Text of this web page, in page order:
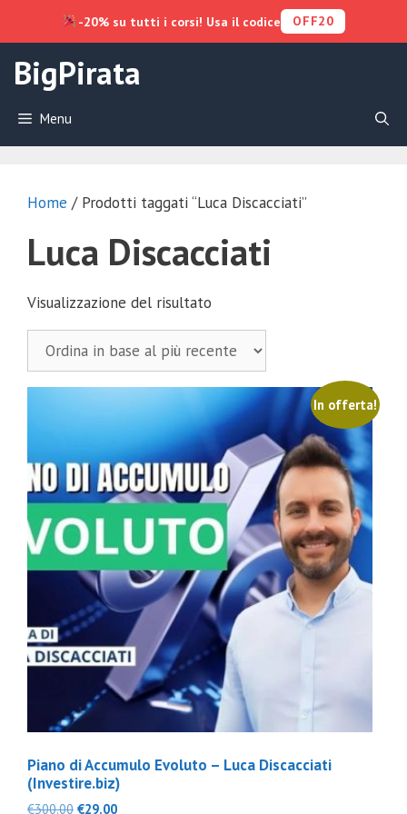
contenuto
BigPirata
Menu
Home / Prodotti taggati “Luca Discacciati”
Luca Discacciati
Visualizzazione del risultato
In offerta!
Piano di Accumulo Evoluto – Luca Discacciati
(Investire.biz)
€300.00 Il
€29.00Il
-20% su tutti i corsi! Usa il codice OFF20